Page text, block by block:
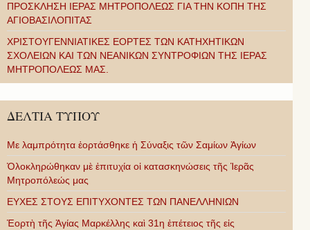
ΠΡΟΣΚΛΗΣΗ ΙΕΡΑΣ ΜΗΤΡΟΠΟΛΕΩΣ ΓΙΑ ΤΗΝ ΚΟΠΗ ΤΗΣ
ΑΓΙΟΒΑΣΙΛΟΠΙΤΑΣ
ΧΡΙΣΤΟΥΓΕΝΝΙΑΤΙΚΕΣ ΕΟΡΤΕΣ ΤΩΝ ΚΑΤΗΧΗΤΙΚΩΝ
ΣΧΟΛΕΙΩΝ ΚΑΙ ΤΩΝ ΝΕΑΝΙΚΩΝ ΣΥΝΤΡΟΦΙΩΝ ΤΗΣ ΙΕΡΑΣ
ΜΗΤΡΟΠΟΛΕΩΣ ΜΑΣ.
ΔΕΛΤΙΑ ΤΥΠΟΥ
Με λαμπρότητα ἑορτάσθηκε ἡ Σύναξις τῶν Σαμίων Ἁγίων
Ὁλοκληρώθηκαν μὲ ἐπιτυχία οἱ κατασκηνώσεις τῆς Ἱερᾶς
Μητροπόλεώς μας
ΕΥΧΕΣ ΣΤΟΥΣ ΕΠΙΤΥΧΟΝΤΕΣ ΤΩΝ ΠΑΝΕΛΛΗΝΙΩΝ
Ἑορτὴ τῆς Ἁγίας Μαρκέλλης καὶ 31η ἐπέτειος τῆς εἰς